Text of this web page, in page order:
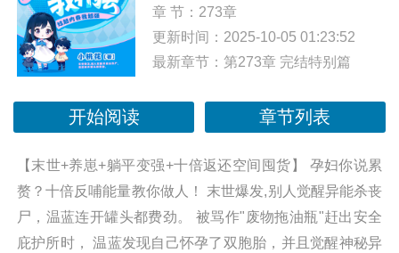
章 节：273章
更新时间：2025-10-05 01:23:52
最新章节： 第273章 完结特别篇
开始阅读 章节列表
【末世+养崽+躺平变强+十倍返还空间囤货】 孕妇你说累
赘？十倍反哺能量教你做人！ 末世爆发,别人觉醒异能杀丧
尸，温蓝连开罐头都费劲。 被骂作"废物拖油瓶"赶出安全
庇护所时， 温蓝发现自己怀孕了双胞胎，并且觉醒神秘异